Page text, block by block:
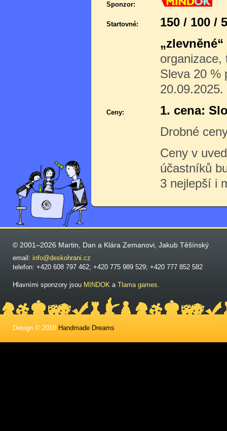
Sponzor:
Startovné:
150 / 100 /
„zlevněné“
organizace,
Sleva 20 %
20.09.2025.
Ceny:
1. cena:
Drobné
Ceny v
účastníků
3 nejlepší i
© 2001–2026 Martin, Dan a Klára Zemanovi, Jakub Těšínský
email: info@deskohrani.cz
telefon: +420 608 797 462; +420 775 989 529; +420 777 852 582
Hlavními sponzory jsou MINDOK a Tlama games.
Design © 2010 Handmade Dreams